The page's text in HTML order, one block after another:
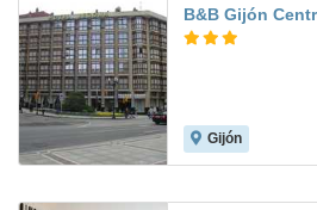
B&B Gijón
Gijón